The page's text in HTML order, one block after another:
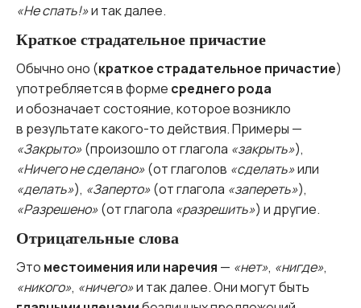
«Не спать!»и так далее.
Краткое страдательное причастие
Обычно оно (краткое страдательное причастие)
употребляется в форме среднего рода
и обозначает состояние, которое возникло
в результате какого-то действия. Примеры —
«Закрыто»(произошло от глагола «закрыть»),
«Ничего не сделано»(от глаголов «сделать»или
«делать»), «Заперто»(от глагола «запереть»),
«Разрешено»(от глагола «разрешить») и другие.
Отрицательные слова
Это местоимения или наречия — «нет», «нигде»,
«никого», «ничего»и так далее. Они могут быть